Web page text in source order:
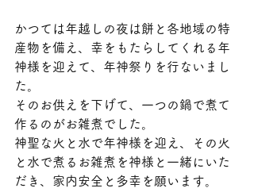
かつては年越しの夜は餅と各地域の特
産物を備え、幸をもたらしてくれる年
神様を迎えて、年神祭りを行ないまし
た。
そのお供えを下げて、一つの鍋で煮て
作るのがお雑煮でした。
神聖な火と水で年神様を迎え、その火
と水で煮るお雑煮を神様と一緒にいた
だき、家内安全と多幸を願います。